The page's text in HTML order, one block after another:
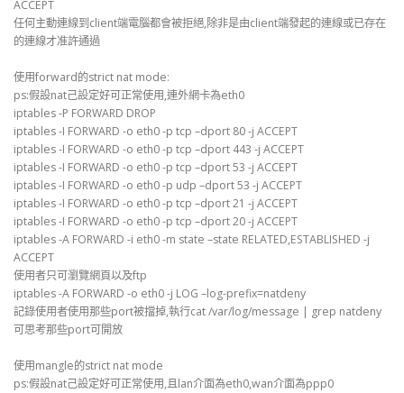
ACCEPT
任何主動連線到client端電腦都會被拒絕,除非是由client端發起的連線或已存在
的連線才准許通過
使用forward的strict nat mode:
ps:假設nat己設定好可正常使用,連外網卡為eth0
iptables -P FORWARD DROP
iptables -I FORWARD -o eth0 -p tcp –dport 80 -j ACCEPT
iptables -I FORWARD -o eth0 -p tcp –dport 443 -j ACCEPT
iptables -I FORWARD -o eth0 -p tcp –dport 53 -j ACCEPT
iptables -I FORWARD -o eth0 -p udp –dport 53 -j ACCEPT
iptables -I FORWARD -o eth0 -p tcp –dport 21 -j ACCEPT
iptables -I FORWARD -o eth0 -p tcp –dport 20 -j ACCEPT
iptables -A FORWARD -i eth0 -m state –state RELATED,ESTABLISHED -j
ACCEPT
使用者只可瀏覽網頁以及ftp
iptables -A FORWARD -o eth0 -j LOG –log-prefix=natdeny
記錄使用者使用那些port被擋掉,執行cat /var/log/message | grep natdeny
可思考那些port可開放
使用mangle的strict nat mode
ps:假設nat己設定好可正常使用,且lan介面為eth0,wan介面為ppp0